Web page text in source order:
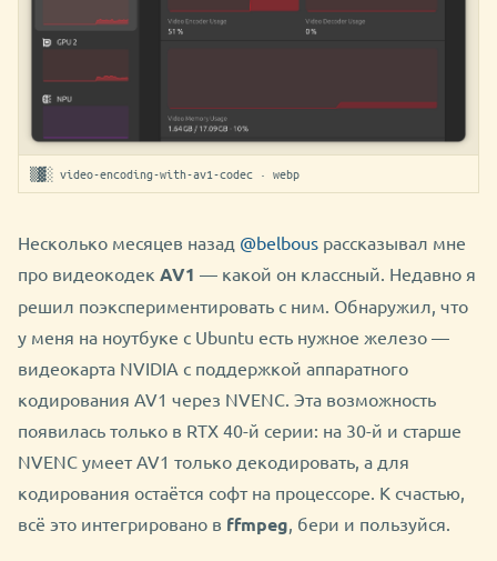
▒▓░ video-encoding-with-av1-codec · webp
Несколько месяцев назад @belbous рассказывал мне
про видеокодек AV1 — какой он классный. Недавно я
решил поэкспериментировать с ним. Обнаружил, что
у меня на ноутбуке с Ubuntu есть нужное железо —
видеокарта NVIDIA с поддержкой аппаратного
кодирования AV1 через NVENC. Эта возможность
появилась только в RTX 40-й серии: на 30-й и старше
NVENC умеет AV1 только декодировать, а для
кодирования остаётся софт на процессоре. К счастью,
всё это интегрировано в ffmpeg, бери и пользуйся.